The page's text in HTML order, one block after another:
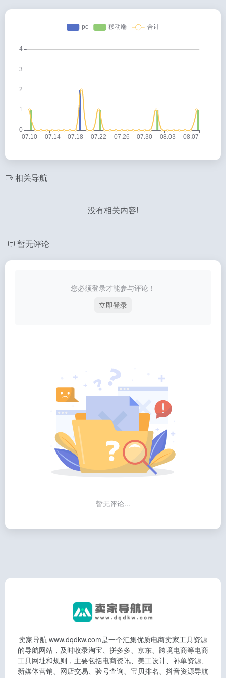
相关导航
没有相关内容!
暂无评论
您必须登录才能参与评论！
立即登录
暂无评论...
卖家导航 www.dqdkw.com是一个汇集优质电商卖家工具资源
的导航网站，及时收录淘宝、拼多多、京东、跨境电商等电商
工具网址和规则，主要包括电商资讯、美工设计、补单资源、
新媒体营销、网店交易、验号查询、宝贝排名、抖音资源导航